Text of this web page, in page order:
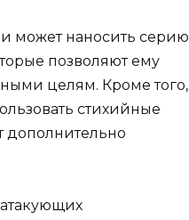
может наносить серию
позволяют ему
целям. Кроме того,
стихийные
дополнительно